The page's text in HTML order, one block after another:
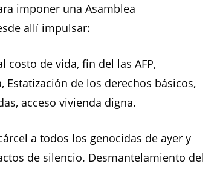
imponer una Asamblea
allí impulsar:
de vida, fin del las AFP,
de los derechos básicos,
acceso vivienda digna.
a todos los genocidas de ayer y
de silencio. Desmantelamiento del